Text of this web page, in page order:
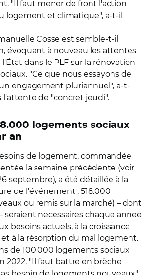
"Il faut mener de front l'action
logement et climatique", a-t-il
Cosse est semble-t-il
évoquant à nouveau les attentes
dans le PLF sur la rénovation
"Ce que nous essayons de
engagement pluriannuel", a-t-
l'attente de "concret jeudi".
logements sociaux
an
de logement, commandée
la semaine précédente (voir
septembre), a été détaillée à la
de l'événement : 518.000
ou remis sur la marché) – dont
seraient nécessaires chaque année
besoins actuels, à la croissance
à la résorption du mal logement.
de 100.000 logements sociaux
2022. "Il faut battre en brèche
besoin de logements nouveaux",